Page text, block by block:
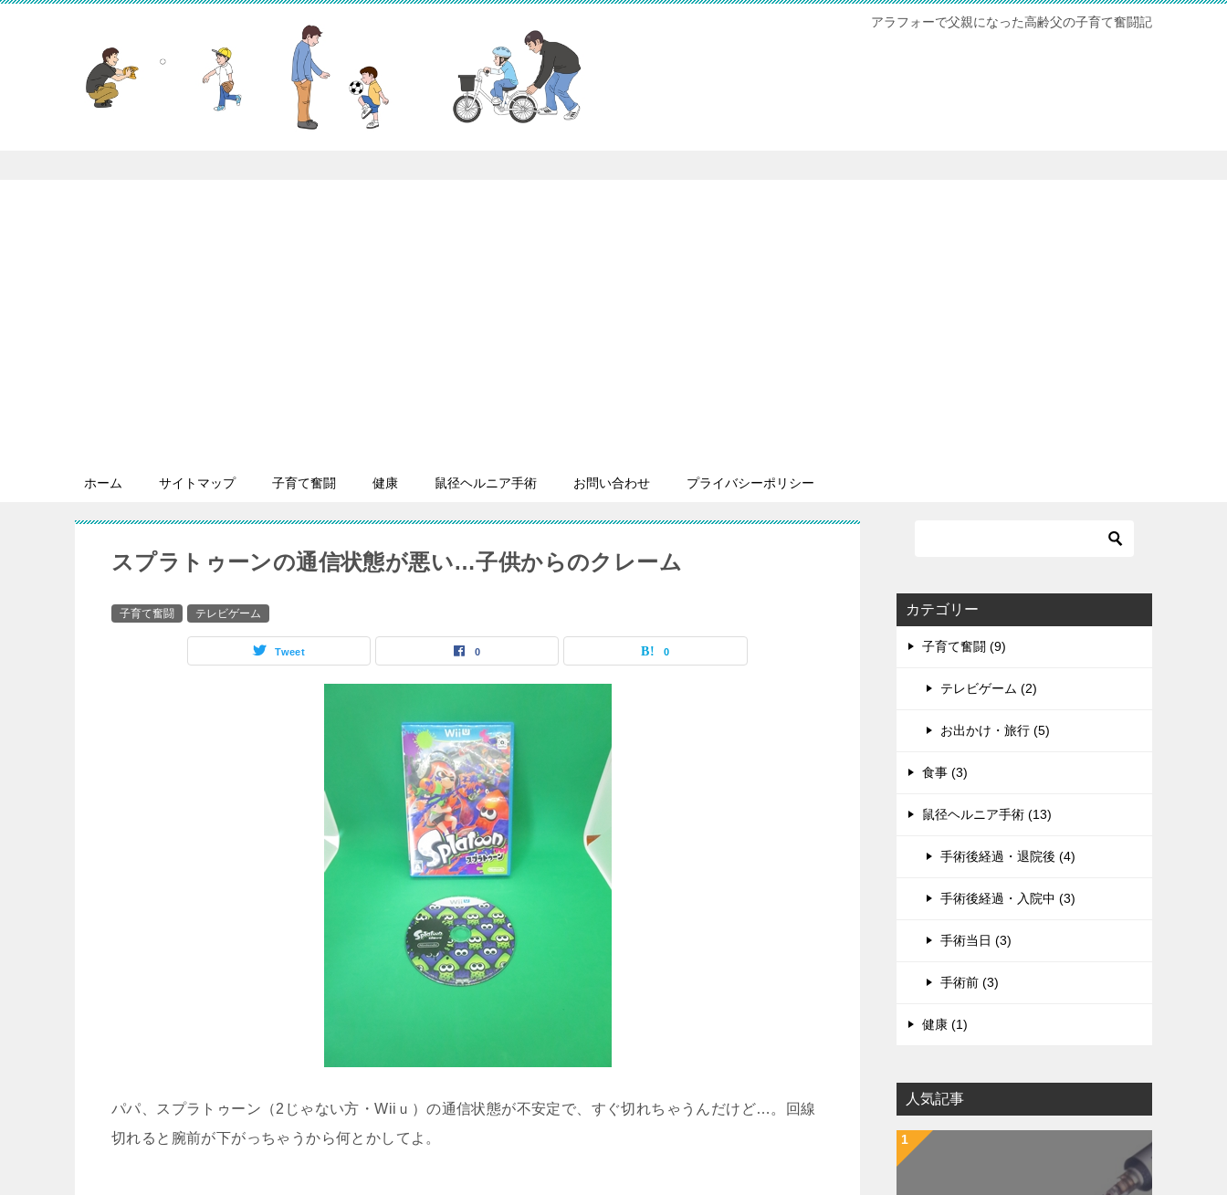
アラフォーで父親になった高齢父の子育て奮闘記
ホーム サイトマップ 子育て奮闘 健康 鼠径ヘルニア手術 お問い合わせ プライバシーポリシー
スプラトゥーンの通信状態が悪い…子供からのクレーム
子育て奮闘 テレビゲーム
Tweet 0 0
パパ、スプラトゥーン（2じゃない方・Wiiｕ）の通信状態が不安定で、すぐ切れちゃうんだけど…。回線
切れると腕前が下がっちゃうから何とかしてよ。
カテゴリー
子育て奮闘 (9)
テレビゲーム (2)
お出かけ・旅行 (5)
食事 (3)
鼠径ヘルニア手術 (13)
手術後経過・退院後 (4)
手術後経過・入院中 (3)
手術当日 (3)
手術前 (3)
健康 (1)
人気記事